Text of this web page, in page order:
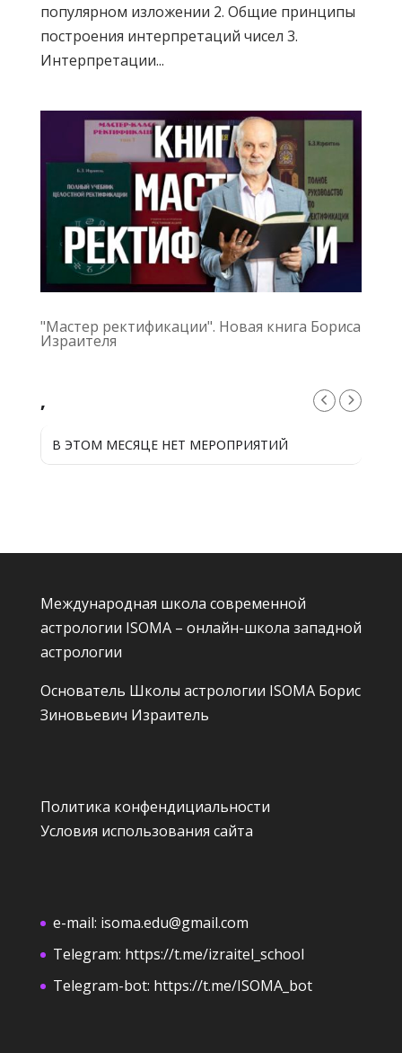
популярном изложении 2. Общие принципы
построения интерпретаций чисел 3.
Интерпретации...
"Мастер ректификации". Новая книга Бориса
Израителя
,
В ЭТОМ МЕСЯЦЕ НЕТ МЕРОПРИЯТИЙ
Международная школа современной
астрологии ISOMA – онлайн-школа западной
астрологии
Основатель Школы астрологии ISOMA Борис
Зиновьевич Израитель
Политика конфендициальности
Условия использования сайта
e-mail: isoma.edu@gmail.com
Telegram: https://t.me/izraitel_school
Telegram-bot: https://t.me/ISOMA_bot